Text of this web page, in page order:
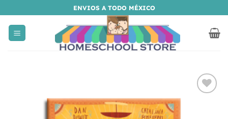
al
contenido
ENVIOS A TODO MÉXICO